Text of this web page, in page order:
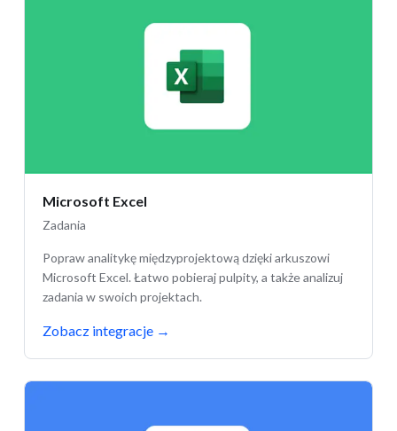
Microsoft Excel
Zadania
Popraw analitykę międzyprojektową dzięki arkuszowi
Microsoft Excel. Łatwo pobieraj pulpity, a także analizuj
zadania w swoich projektach.
Zobacz integracje →